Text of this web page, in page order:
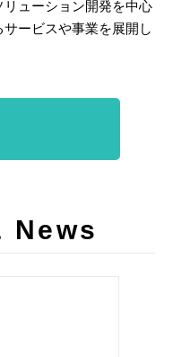
ューション開発を中心
ービスや事業を展開し
News